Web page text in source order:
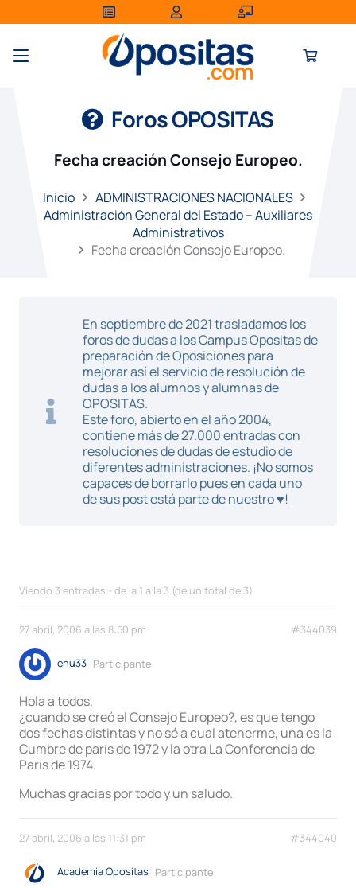
Foros OPOSITAS
Fecha creación Consejo Europeo.
Inicio
ADMINISTRACIONES NACIONALES
Administración General del Estado – Auxiliares
Administrativos
Fecha creación Consejo Europeo.
En septiembre de 2021 trasladamos los
foros de dudas a los Campus Opositas de
preparación de Oposiciones para
mejorar así el servicio de resolución de
dudas a los alumnos y alumnas de
OPOSITAS.
Este foro, abierto en el año 2004,
contiene más de 27.000 entradas con
resoluciones de dudas de estudio de
diferentes administraciones. ¡No somos
capaces de borrarlo pues en cada uno
de sus post está parte de nuestro ♥!
Viendo 3 entradas - de la 1 a la 3 (de un total de 3)
27 abril, 2006 a las 8:50 pm #344039
enu33 Participante
Hola a todos,
¿cuando se creó el Consejo Europeo?, es que tengo
dos fechas distintas y no sé a cual atenerme, una es la
Cumbre de parís de 1972 y la otra La Conferencia de
París de 1974.
Muchas gracias por todo y un saludo.
27 abril, 2006 a las 11:31 pm #344040
Academia Opositas Participante